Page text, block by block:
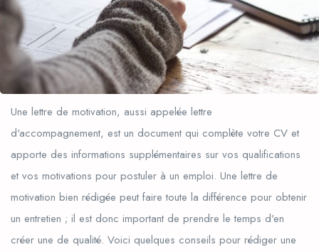
Une lettre de motivation, aussi appelée lettre
d'accompagnement, est un document qui complète votre CV et
apporte des informations supplémentaires sur vos qualifications
et vos motivations pour postuler à un emploi. Une lettre de
motivation bien rédigée peut faire toute la différence pour obtenir
un entretien ; il est donc important de prendre le temps d'en
créer une de qualité. Voici quelques conseils pour rédiger une